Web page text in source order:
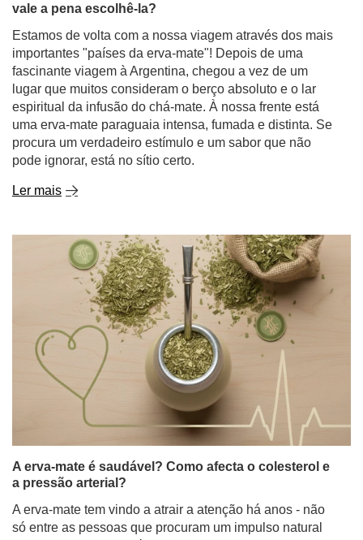
vale a pena escolhê-la?
Estamos de volta com a nossa viagem através dos mais
importantes "países da erva-mate"! Depois de uma
fascinante viagem à Argentina, chegou a vez de um
lugar que muitos consideram o berço absoluto e o lar
espiritual da infusão do chá-mate. À nossa frente está
uma erva-mate paraguaia intensa, fumada e distinta. Se
procura um verdadeiro estímulo e um sabor que não
pode ignorar, está no sítio certo.
Ler mais
A erva-mate é saudável? Como afecta o colesterol e
a pressão arterial?
A erva-mate tem vindo a atrair a atenção há anos - não
só entre as pessoas que procuram um impulso natural